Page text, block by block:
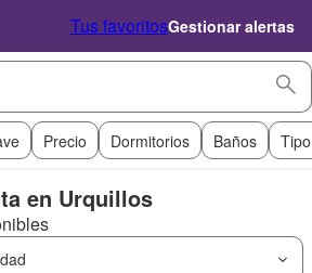
Tus favoritosGestionar alertas
Precio Dormitorios Baños
en Urquillos